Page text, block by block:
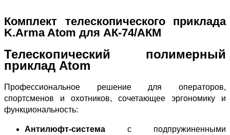
Комплект телескопического приклада
K.Arma Atom для АК-74/АКМ
Телескопический полимерный
приклад Atom
Профессиональное решение для операторов,
спортсменов и охотников, сочетающее эргономику и
функциональность:
Антилюфт-система с подпружиненными